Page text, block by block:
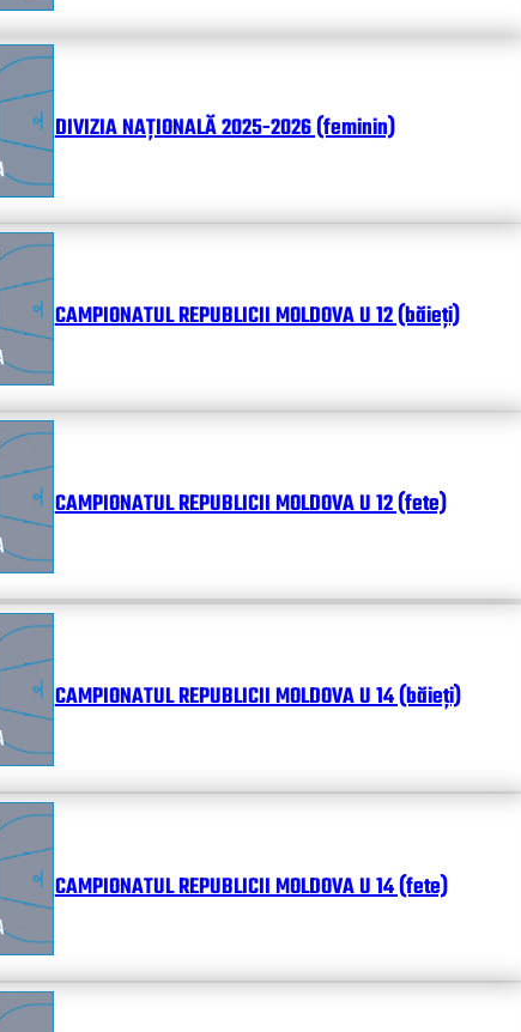
DIVIZIA NAȚIONALĂ 2025-2026 (feminin)
CAMPIONATUL REPUBLICII MOLDOVA U 12 (băieți)
CAMPIONATUL REPUBLICII MOLDOVA U 12 (fete)
CAMPIONATUL REPUBLICII MOLDOVA U 14 (băieți)
CAMPIONATUL REPUBLICII MOLDOVA U 14 (fete)